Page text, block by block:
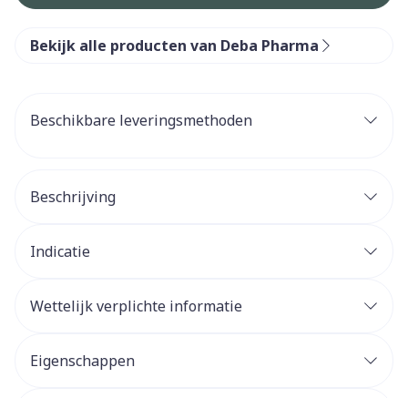
Bekijk alle producten van Deba Pharma
Beschikbare leveringsmethoden
Beschrijving
Indicatie
Wettelijk verplichte informatie
Eigenschappen